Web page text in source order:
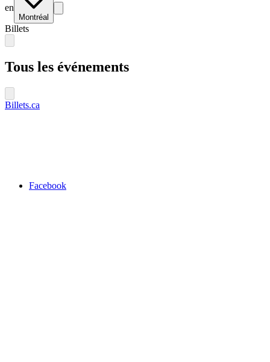
en
Montréal
Billets
Tous les événements
Billets.ca
Facebook